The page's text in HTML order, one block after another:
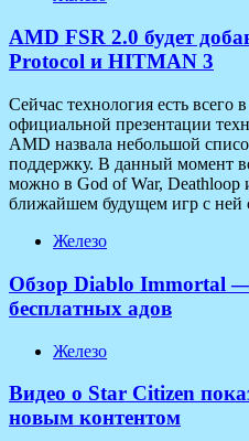
AMD FSR 2.0 будет
Protocol и HITMAN 3
Сейчас технология есть всего
официальной презентации
AMD назвала небольшой
поддержку. В данный момент
можно в God of War, Deathloop
ближайшем будущем игр с ней
Железо
Обзор Diablo Immortal
бесплатных адов
Железо
Видео о Star Citizen
новым контентом